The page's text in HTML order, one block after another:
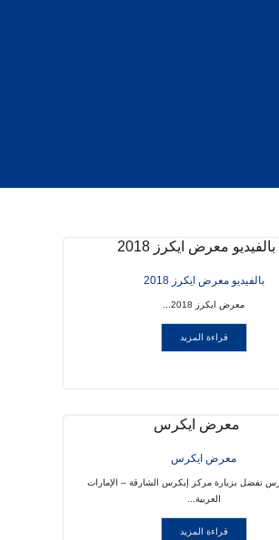
بالفيديو معرض ايكرز 2018
معرض ايكرز 2018...
قراءة المزيد
معرض ايكرس
تفضل بزيارة مركز إيكرس الشارقة – الإمارات
العربية...
قراءة المزيد